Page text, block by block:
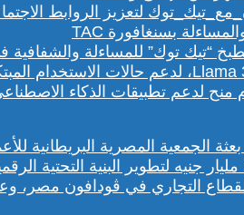
لتعزيز الروابط
“تيك توك” للمساءلة والشفافية